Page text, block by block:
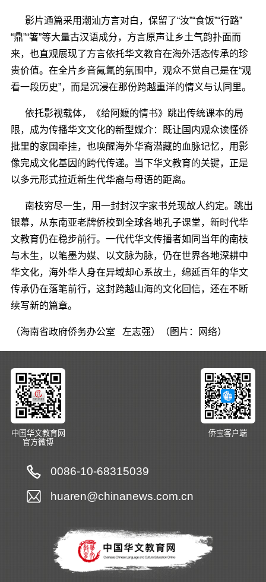
影片通篇采用潮汕方言对白，保留了“汝”“食饭”“行路”
“鼎”“箸”等大量古汉语成分，方言原声让乡土气韵扑面而
来， 也直观展现了方言依托华文教育在海外活态传承的珍
贵价值。在全片乡音氤氲的氛围中，观众不觉自己是在“观
看一段历史”，而是沉浸在那份跨越重洋的情义与认同里。
依托影视载体，《给阿嬷的情书》跳出传统课本的局
限，成为传播华文文化的新型媒介：既让国内观众读懂侨
批里的家国牵挂，也唤醒海外华裔潜藏的血脉记忆，用影
像完成文化基因的跨代传递。当下华文教育的关键，正是
以多元形式拉近新生代华裔与母语的距离。
南枝穷尽一生，用一封封汉字家书兑现故人约定。跳出
银幕，从东南亚老牌侨校到全球各地孔子课堂，新时代华
文教育仍在稳步前行。一代代华文传播者如同当年的南枝
与木生，以笔墨为媒、以文脉为脉， 仍在世界各地深耕中
华文化， 海外华人身在异域却心系故土，绵延百年的华文
传承仍在落笔前行，这封跨越山海的文化回信，还在不断
续写新的篇章。
（海南省政府侨务办公室 左志强）（图片：网络）
中国华文教育网
官方微博
侨宝客户端
0086-10-68315039
huaren@chinanews.com.cn